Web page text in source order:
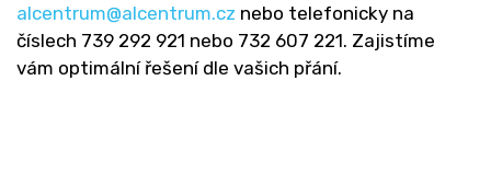
alcentrum@alcentrum.cz nebo telefonicky na
číslech 739 292 921‬ nebo 732 607 221. Zajistíme
vám optimální řešení dle vašich přání.